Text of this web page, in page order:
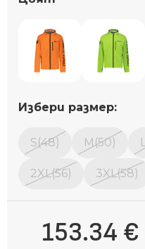
Избери размер:
S(48) M(50)
2XL(56) 3XL(58)
153.34